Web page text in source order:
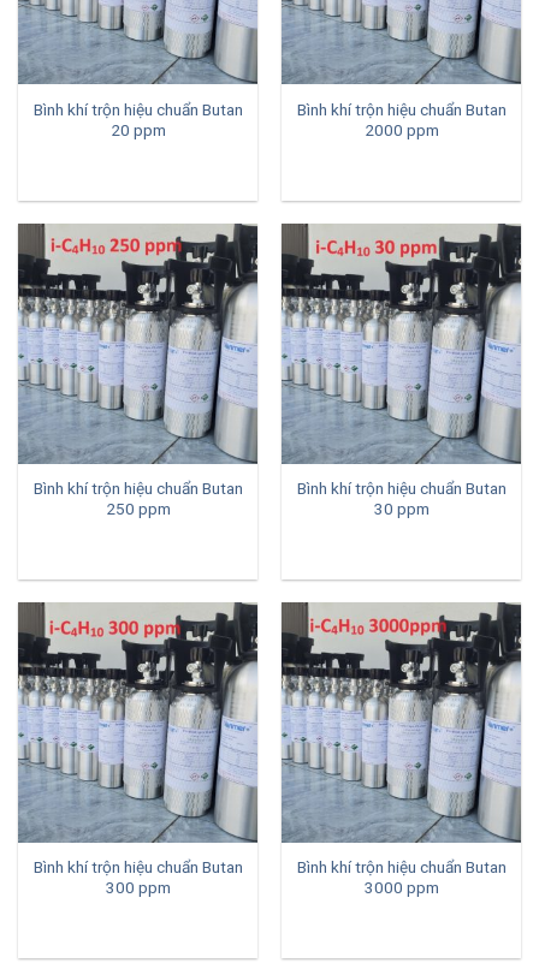
Bình khí trộn hiệu chuẩn Butan
20 ppm
Bình khí trộn hiệu chuẩn Butan
2000 ppm
Bình khí trộn hiệu chuẩn Butan
250 ppm
Bình khí trộn hiệu chuẩn Butan
30 ppm
Bình khí trộn hiệu chuẩn Butan
300 ppm
Bình khí trộn hiệu chuẩn Butan
3000 ppm